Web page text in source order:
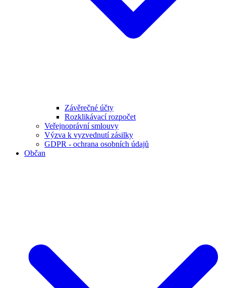
Závěrečné účty
Rozklikávací rozpočet
Veřejnoprávní smlouvy
Výzva k vyzvednutí zásilky
GDPR - ochrana osobních údajů
Občan